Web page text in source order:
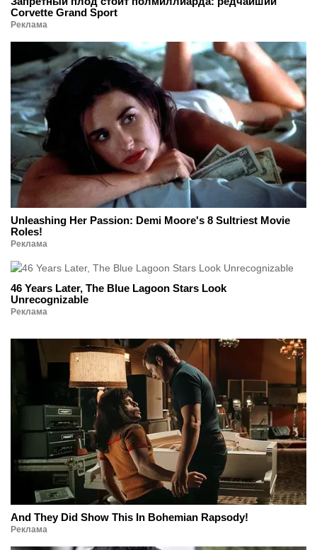
Corvette Grand Sport
Реклама
Unleashing Her Passion: Demi Moore's 8 Sultriest Movie
Roles!
Реклама
46 Years Later, The Blue Lagoon Stars Look
Unrecognizable
Реклама
And They Did Show This In Bohemian Rapsody!
Реклама